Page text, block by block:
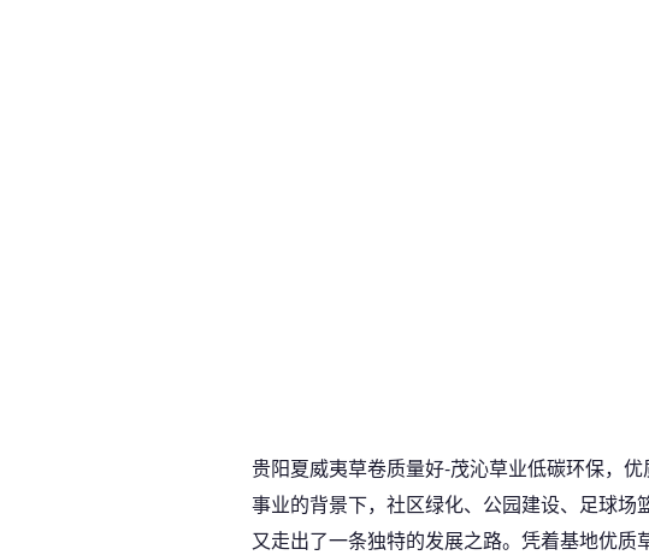
贵阳夏威夷草卷质量好-茂沁草业低碳环保，
事业的背景下，社区绿化、公园建设、足球场
又走出了一条独特的发展之路。凭着基地优质